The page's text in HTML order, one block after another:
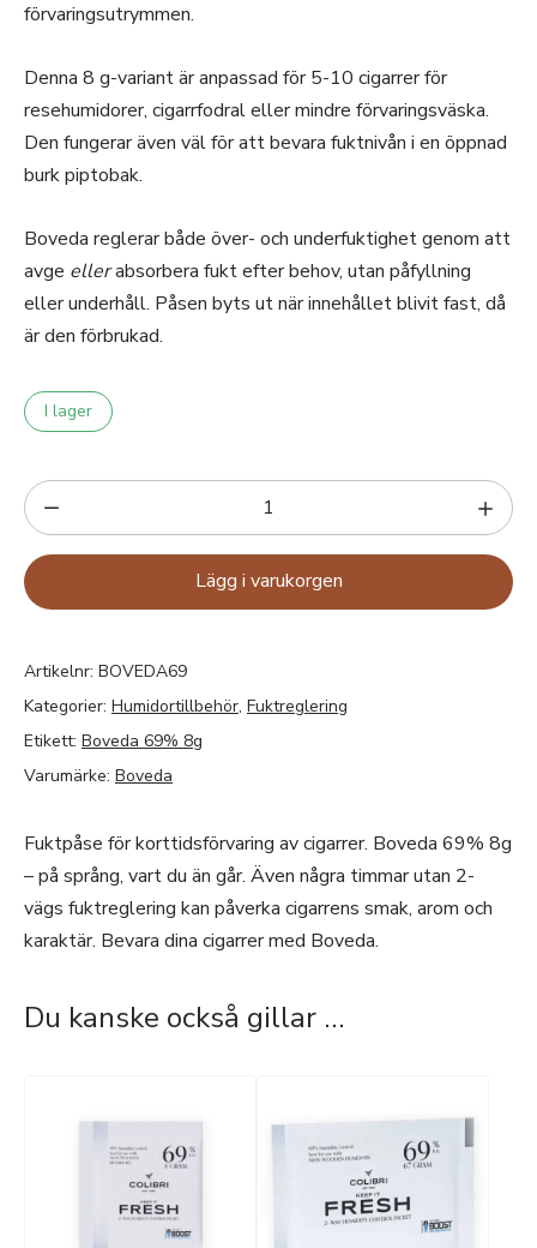
förvaringsutrymmen.
Denna 8 g-variant är anpassad för 5-10 cigarrer för
resehumidorer, cigarrfodral eller mindre förvaringsväska.
Den fungerar även väl för att bevara fuktnivån i en öppnad
burk piptobak.
Boveda reglerar både över- och underfuktighet genom att
avge ellerabsorbera fukt efter behov, utan påfyllning
eller underhåll. Påsen byts ut när innehållet blivit fast, då
är den förbrukad.
I lager
Lägg i varukorgen
Artikelnr: BOVEDA69
Kategorier: Humidortillbehör, Fuktreglering
Etikett: Boveda 69% 8g
Varumärke: Boveda
Fuktpåse för korttidsförvaring av cigarrer. Boveda 69% 8g
– på språng, vart du än går. Även några timmar utan 2-
vägs fuktreglering kan påverka cigarrens smak, arom och
karaktär. Bevara dina cigarrer med Boveda.
Du kanske också gillar …